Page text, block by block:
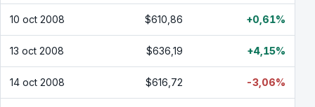
10 oct 2008 $610,86 +0,61%
13 oct 2008 $636,19 +4,15%
14 oct 2008 $616,72 -3,06%